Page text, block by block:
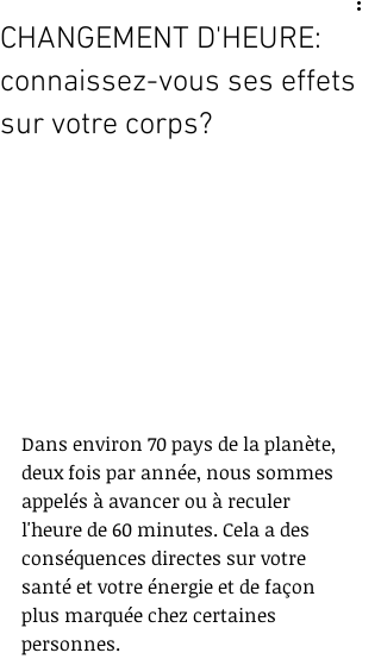
CHANGEMENT D'HEURE:
connaissez-vous ses effets
sur votre corps?
Dans environ 70 pays de la planète,
deux fois par année, nous sommes
appelés à avancer ou à reculer
l'heure de 60 minutes. Cela a des
conséquences directes sur votre
santé et votre énergie et de façon
plus marquée chez certaines
personnes.